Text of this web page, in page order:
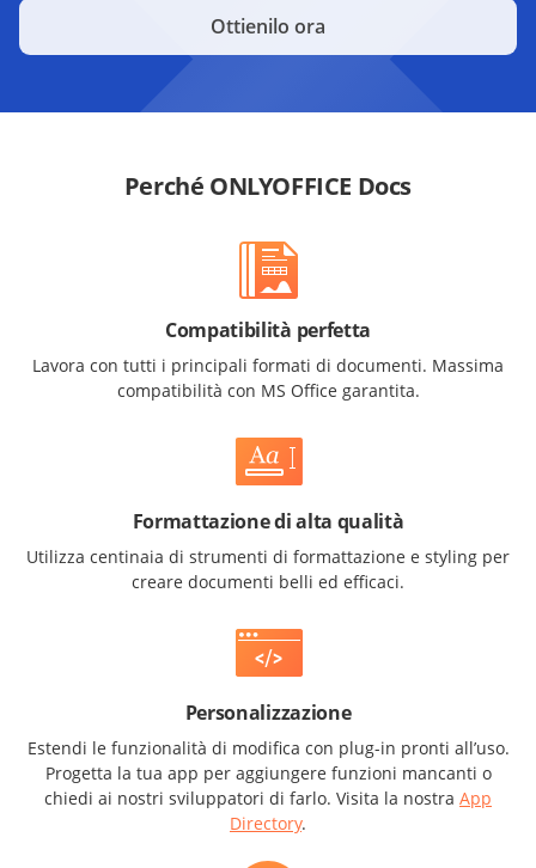
Ottienilo ora
Perché ONLYOFFICE Docs
Compatibilità perfetta
Lavora con tutti i principali formati di documenti. Massima
compatibilità con MS Office garantita.
Formattazione di alta qualità
Utilizza centinaia di strumenti di formattazione e styling per
creare documenti belli ed efficaci.
Personalizzazione
Estendi le funzionalità di modifica con plug-in pronti all’uso.
Progetta la tua app per aggiungere funzioni mancanti o
chiedi ai nostri sviluppatori di farlo. Visita la nostra App
Directory.